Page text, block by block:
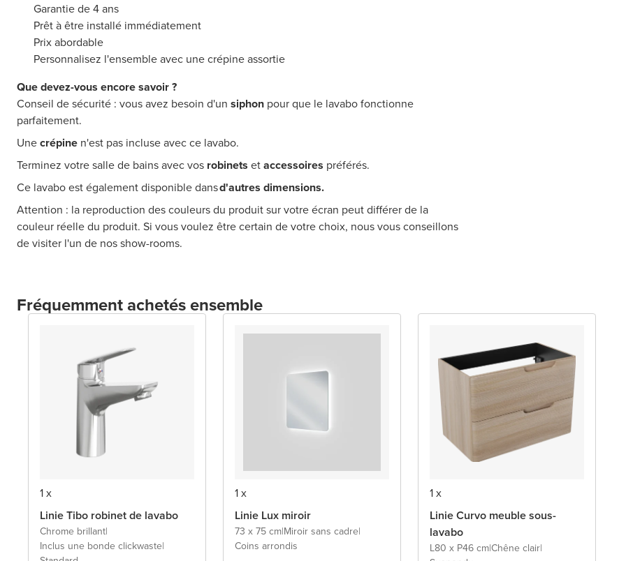
Garantie de 4 ans
Prêt à être installé immédiatement
Prix abordable
Personnalisez l'ensemble avec une crépine assortie
Que devez-vous encore savoir ?
Conseil de sécurité : vous avez besoin d'un siphon pour que le lavabo fonctionne
parfaitement.
Unecrépine n'est pas incluse avec ce lavabo.
Terminez votre salle de bains avec vos robinets etaccessoires préférés.
Ce lavabo est également disponible dansd'autres dimensions.
Attention : la reproduction des couleurs du produit sur votre écran peut différer de la
couleur réelle du produit. Si vous voulez être certain de votre choix, nous vous conseillons
de visiter l'un de nos show-rooms.
Fréquemment achetés ensemble
1 x
Linie Tibo robinet de lavabo
Chrome brillant|
Inclus une bonde clickwaste|
1 x
Linie Lux miroir
73 x 75 cm|Miroir sans cadre|
Coins arrondis
1 x
Linie Curvo meuble sous-
lavabo
L80 x P46 cm|Chêne clair|